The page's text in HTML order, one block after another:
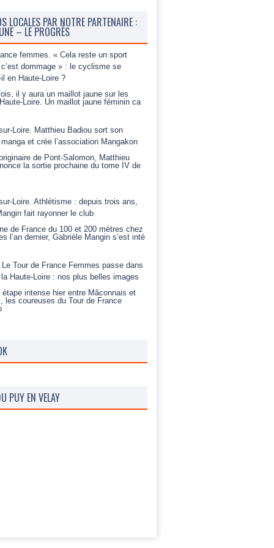
LOCALES PAR NOTRE PARTENAIRE :
– LE PROGRÈS
femmes. « Cela reste un sport
c’est dommage » : le cyclisme se
en Haute-Loire ?
il y aura un maillot jaune sur les
Loire. Un maillot jaune féminin ca
Loire. Matthieu Badiou sort son
et crée l’association Mangakon
de Pont-Salomon, Matthieu
la sortie prochaine du tome IV de
Loire. Athlétisme : depuis trois ans,
fait rayonner le club
de France du 100 et 200 mètres chez
l’an dernier, Gabrièle Mangin s’est inté
Tour de France Femmes passe dans
la Haute-Loire : nos plus belles images
étape intense hier entre Mâconnais et
les coureuses du Tour de France
PUY EN VELAY